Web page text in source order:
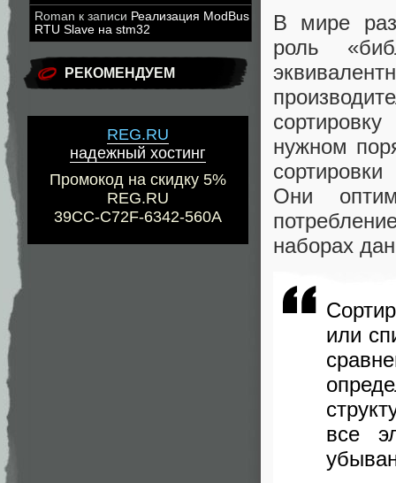
Roman к записи Реализация ModBus
RTU Slave на stm32
РЕКОМЕНДУЕМ
REG.RU
надежный хостинг
Промокод на скидку 5%
REG.RU
39CC-C72F-6342-560A
В мире
роль
нужном
Они
наборах
или
все